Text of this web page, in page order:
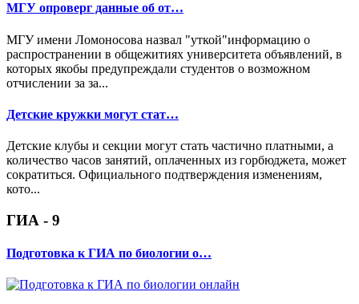
МГУ опроверг данные об от…
МГУ имени Ломоносова назвал "уткой"информацию о
распространении в общежитиях университета объявлений, в
которых якобы предупреждали студентов о возможном
отчислении за за...
Детские кружки могут стат…
Детские клубы и секции могут стать частично платными, а
количество часов занятий, оплаченных из горбюджета, может
сократиться. Официального подтверждения изменениям,
кото...
ГИА - 9
Подготовка к ГИА по биологии о…